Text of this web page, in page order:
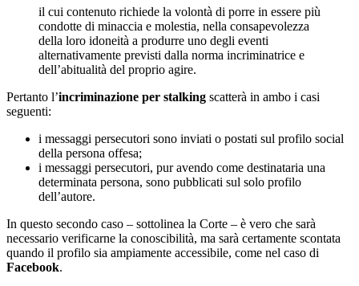
il cui contenuto richiede la volontà di porre in essere più
condotte di minaccia e molestia, nella consapevolezza
della loro idoneità a produrre uno degli eventi
alternativamente previsti dalla norma incriminatrice e
dell’abitualità del proprio agire.
Pertanto l’incriminazione per stalking scatterà in ambo i casi
seguenti:
i messaggi persecutori sono inviati o postati sul profilo social
della persona offesa;
i messaggi persecutori, pur avendo come destinataria una
determinata persona, sono pubblicati sul solo profilo
dell’autore.
In questo secondo caso – sottolinea la Corte – è vero che sarà
necessario verificarne la conoscibilità, ma sarà certamente scontata
quando il profilo sia ampiamente accessibile, come nel caso di
Facebook.